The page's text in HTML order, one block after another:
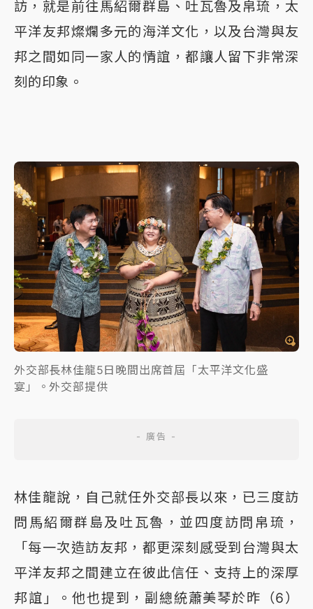
訪，就是前往馬紹爾群島、吐瓦魯及帛琉，太
平洋友邦燦爛多元的海洋文化，以及台灣與友
邦之間如同一家人的情誼，都讓人留下非常深
刻的印象。
外交部長林佳龍5日晚間出席首屆「太平洋文化盛
宴」。外交部提供
林佳龍說，自己就任外交部長以來，已三度訪
問馬紹爾群島及吐瓦魯，並四度訪問帛琉，
「每一次造訪友邦，都更深刻感受到台灣與太
平洋友邦之間建立在彼此信任、支持上的深厚
邦誼」。他也提到，副總統蕭美琴於昨（6）